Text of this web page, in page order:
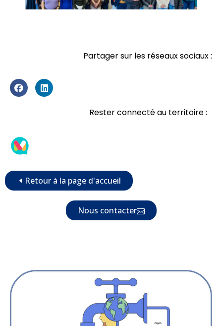
Partager sur les réseaux sociaux :
Rester connecté au territoire :
Retour à la page d'accueil
Nous contacter